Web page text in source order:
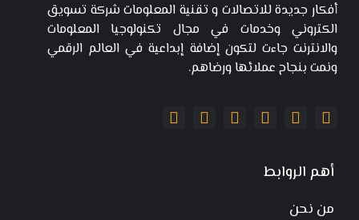
أفكار جديدة للاتصالات و تقنية المعلومات شركة تسويق
الكتروني وخدمات في مجال تكنولوجيا المعلومات
والانترنت جاءت لتكون إضافة إبداعية في العالم الرقمي
ونمت بنجاح عملائها ورضاهم.
أهم الروابط
من نحن